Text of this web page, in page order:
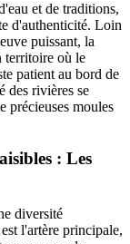
et de traditions,
d'authenticité. Loin
puissant, la
territoire où le
patient au bord de
des rivières se
précieuses moules
: Les
diversité
est l'artère principale,